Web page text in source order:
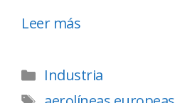
Leer más
Industria